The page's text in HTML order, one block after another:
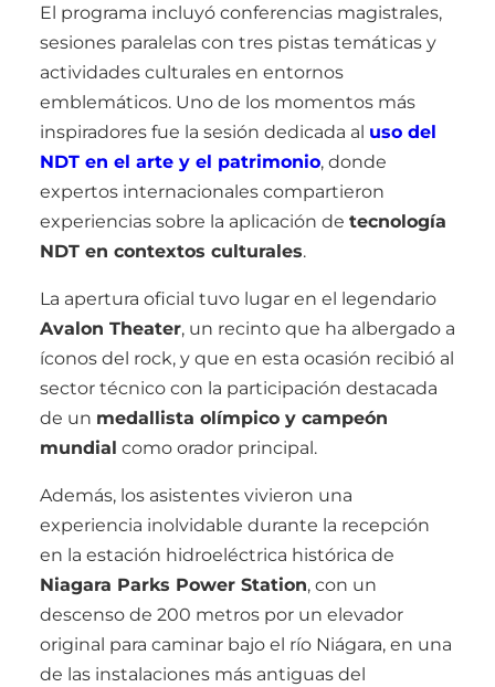
El programa incluyó conferencias magistrales,
sesiones paralelas con tres pistas temáticas y
actividades culturales en entornos
emblemáticos. Uno de los momentos más
inspiradores fue la sesión dedicada al uso del
NDT en el arte y el patrimonio, donde
expertos internacionales compartieron
experiencias sobre la aplicación de tecnología
NDT en contextos culturales.
La apertura oficial tuvo lugar en el legendario
Avalon Theater, un recinto que ha albergado a
íconos del rock, y que en esta ocasión recibió al
sector técnico con la participación destacada
de un medallista olímpico y campeón
mundial como orador principal.
Además, los asistentes vivieron una
experiencia inolvidable durante la recepción
en la estación hidroeléctrica histórica de
Niagara Parks Power Station, con un
descenso de 200 metros por un elevador
original para caminar bajo el río Niágara, en una
de las instalaciones más antiguas del